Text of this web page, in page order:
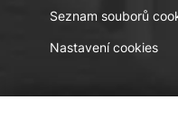
Seznam souborů
Nastavení cookies